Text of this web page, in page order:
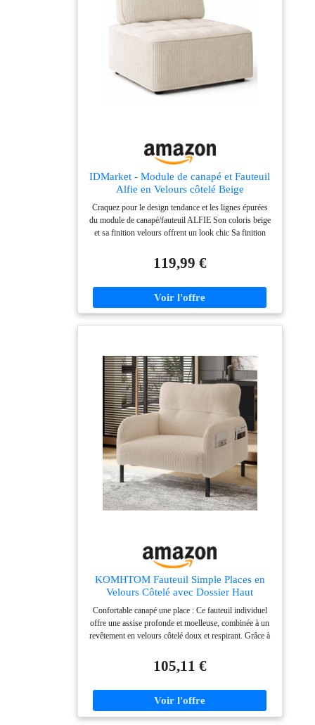
grâce aux pièces numérotées, et s’intègre parfaitement
dans le salon ou la chambre.
IDMarket - Module de canapé et Fauteuil
Alfie en Velours côtelé Beige
Craquez pour le design tendance et les lignes épurées
du module de canapé/fauteuil ALFIE Son coloris beige
et sa finition velours offrent un look chic Sa finition
Son assise garnie de mousse et son dossier rembourré
apporte un confort supérieur - Structure en bois
119,99 €
KOMHTOM Fauteuil Simple Places en
Velours Côtelé avec Dossier Haut
Confortable, 4 Poches et Pieds en Métal -
Canapé d'angle Moderne pour Salon,
Chambre à Coucher et Bureau (Beige - 1
Place)
Confortable canapé une place : Ce fauteuil individuel
offre une assise profonde et moelleuse, combinée à un
revêtement en velours côtelé doux et respirant. Grâce à
du dos, idéal pour lire, regarder la télévision ou
simplement se détendre pendant des heures sans
latérale fonctionnelle, ce fauteuil permet de garder à
portée de main la télécommande, votre smartphone, un
105,11 €